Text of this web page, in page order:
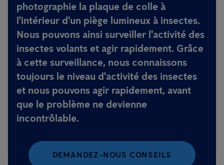
photographie la plaque de colle à
l'intérieur d'un piège lumineux à insectes.
Nous pouvons ainsi surveiller l'activité des
insectes volants et agir rapidement. Grâce
à cette surveillance, nous connaissons
toujours le niveau d'activité des insectes
et nous pouvons agir rapidement, avant
que le problème ne devienne
incontrôlable.
DEMANDEZ-NOUS CONSEILS